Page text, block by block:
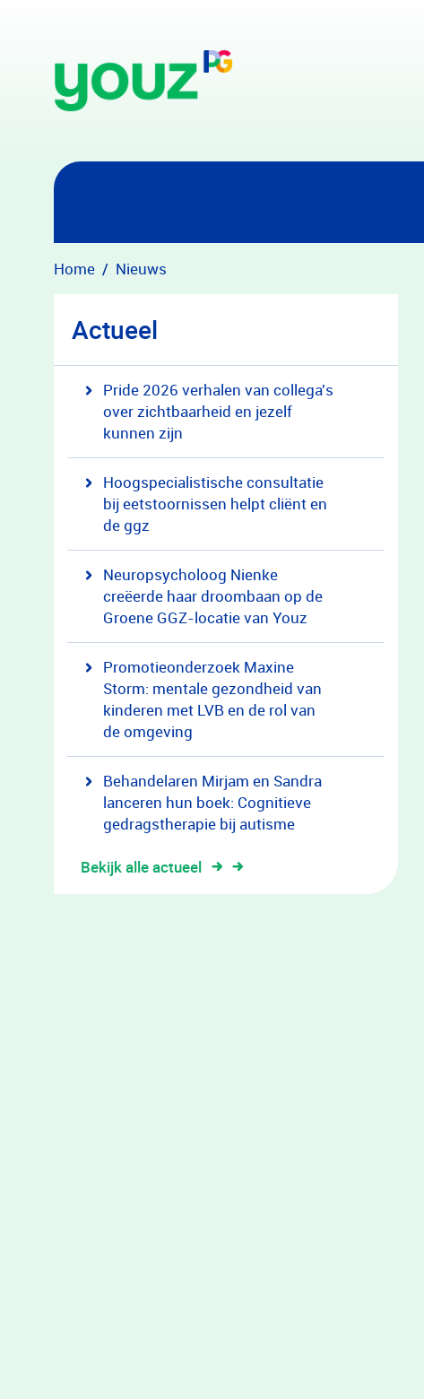
Home Nieuws
Actueel
Pride 2026 verhalen van collega's
over zichtbaarheid en jezelf
kunnen zijn
Hoogspecialistische consultatie
bij eetstoornissen helpt cliënt en
de ggz
Neuropsycholoog Nienke
creëerde haar droombaan op de
Groene GGZ-locatie van Youz
Promotieonderzoek Maxine
Storm: mentale gezondheid van
kinderen met LVB en de rol van
de omgeving
Behandelaren Mirjam en Sandra
lanceren hun boek: Cognitieve
gedragstherapie bij autisme
Bekijk alle actueel